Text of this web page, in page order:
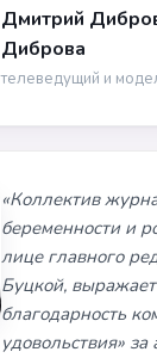
Дмитрий
Диброва
телеведущий и
«Коллектив
беременности и
лице главного
Буцкой,
благодарность
удовольствия» за